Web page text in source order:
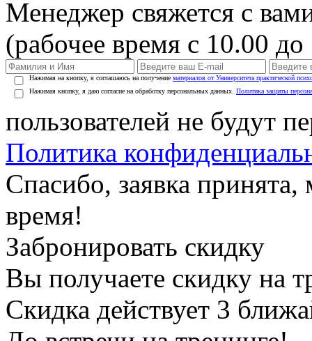
Менеджер свяжется с
(рабочее время с 10.00
Нажимая на кнопку, я соглашаюсь на получение материалов от Университета практической
Нажимая кнопку, я даю согласие на обработку персональных данных. Политика защиты
пользователей не будут
Политика
Спасибо, заявка
время!
Забронировать скидку
Вы получаете скидку на
Скидка действует 3